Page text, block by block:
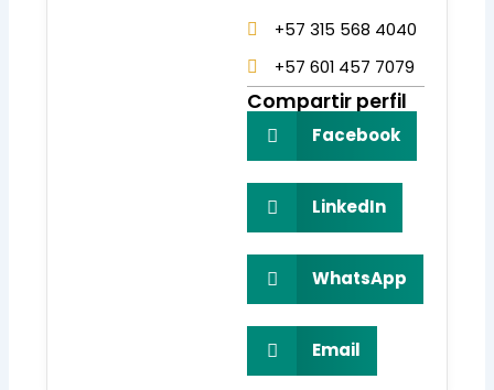
+57 315 568 4040
+57 601 457 7079
Compartir perfil
Facebook
LinkedIn
WhatsApp
Email